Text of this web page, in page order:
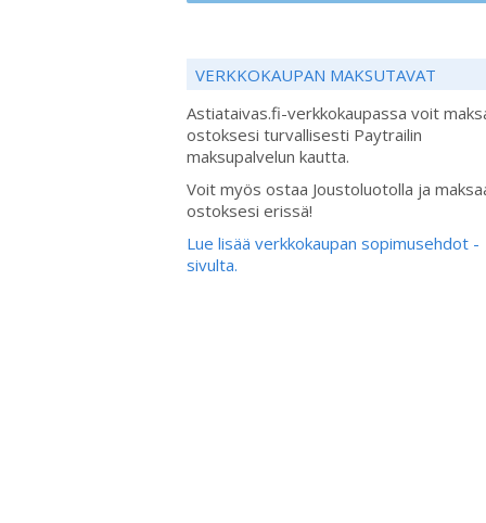
VERKKOKAUPAN MAKSUTAVAT
Astiataivas.fi-verkkokaupassa voit
ostoksesi turvallisesti Paytrailin
maksupalvelun kautta.
Voit myös ostaa Joustoluotolla ja
ostoksesi erissä!
Lue lisää verkkokaupan sopimusehdot -
sivulta.